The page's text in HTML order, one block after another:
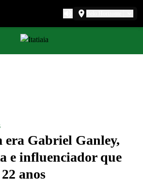
era Gabriel Ganley,
e influenciador que
anos